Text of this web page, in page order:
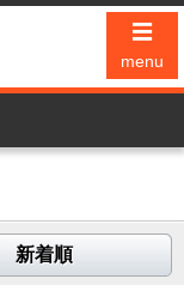
☰
menu
新着順